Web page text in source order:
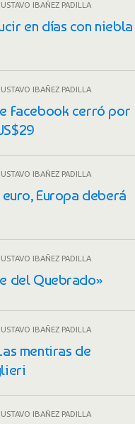
IBAÑEZ PADILLA
en días con niebla
IBAÑEZ PADILLA
Facebook cerró por
IBAÑEZ PADILLA
euro, Europa deberá
IBAÑEZ PADILLA
del Quebrado»
IBAÑEZ PADILLA
mentiras de
IBAÑEZ PADILLA